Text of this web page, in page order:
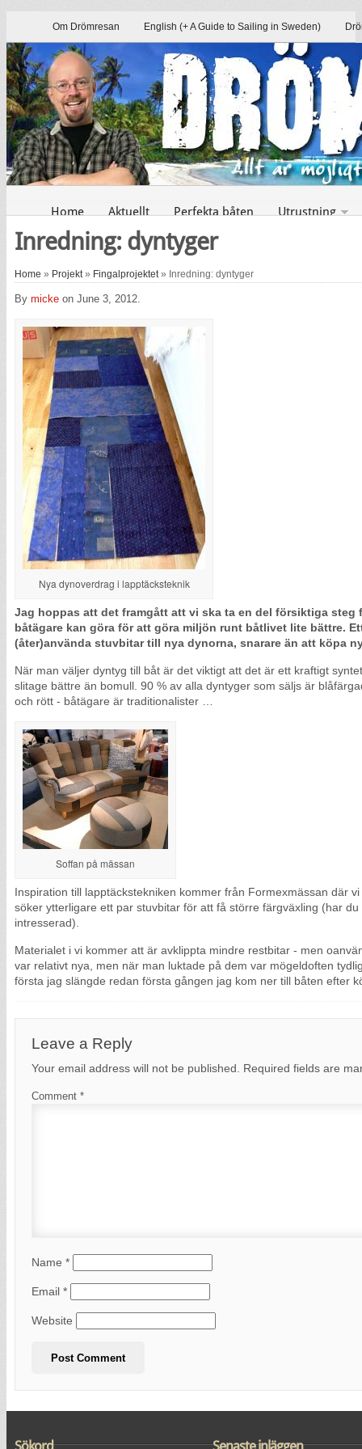
Om Drömresan English (+ A Guide to Sailing in Sweden)
Home Aktuellt Perfekta båten Utrustning
Inredning: dyntyger
Home » Projekt» Fingalprojektet» Inredning: dyntyger
By micke on June 3, 2012.
Nya dynoverdrag i lapptäcksteknik
Jag hoppas att det framgått att vi ska ta en del försiktiga steg
båtägare kan göra för att göra miljön runt båtlivet lite bättre.
(åter)använda stuvbitar till nya dynorna, snarare än att köpa
När man väljer dyntyg till båt är det viktigt att det är ett kraftigt
slitage bättre än bomull. 90 % av alla dyntyger som säljs är
och rött - båtägare är traditionalister …
Soffan på mässan
Inspiration till lapptäckstekniken kommer från Formexmässan där
söker ytterligare ett par stuvbitar för att få större färgväxling (har
intresserad).
Materialet i vi kommer att är avklippta mindre restbitar - men
var relativt nya, men när man luktade på dem var mögeldoften
första jag slängde redan första gången jag kom ner till båten efter
Leave a Reply
Your email address will not be published. Required fields are
Comment *
Name *
Email *
Website
Sökord Senaste inläggen